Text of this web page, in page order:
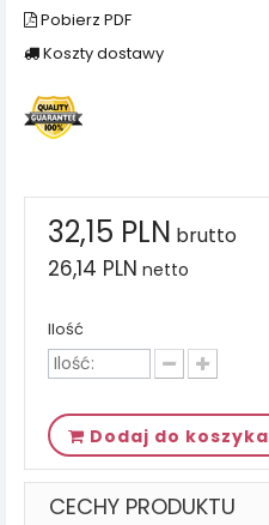
Pobierz PDF
Koszty dostawy
32,15 PLN brutto
26,14 PLN netto
Ilość
Dodaj do koszyka
CECHY PRODUKTU